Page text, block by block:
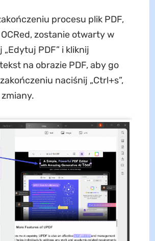
procesu plik PDF,
zostanie otwarty w
„Edytuj PDF” i kliknij
na obrazie PDF, aby go
naciśnij „Ctrl+s”,